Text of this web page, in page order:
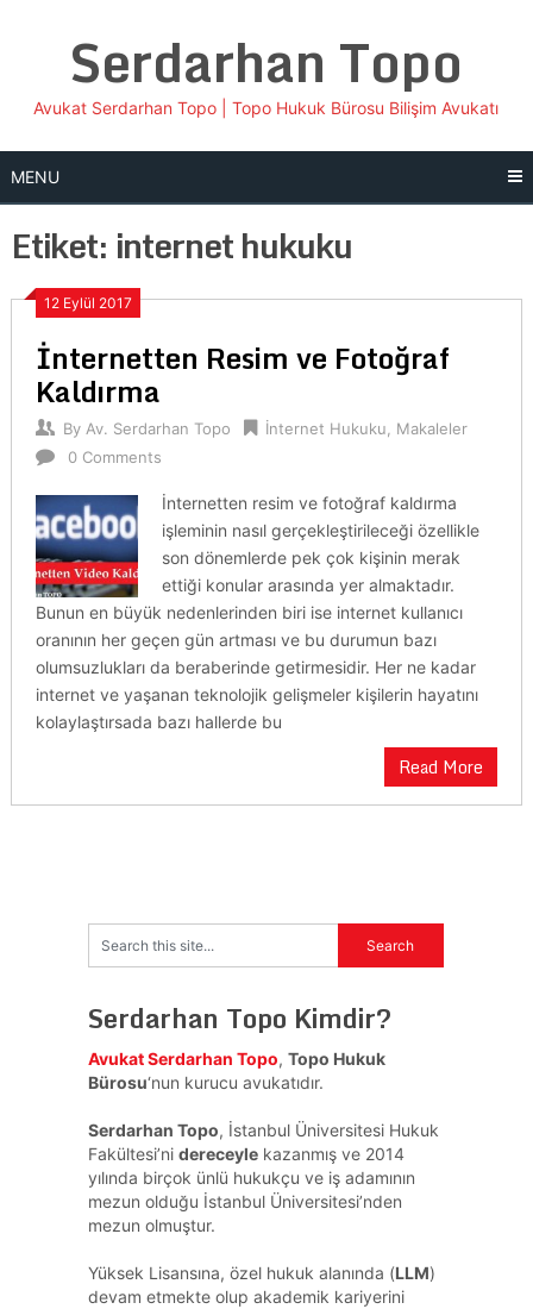
Serdarhan Topo
Avukat Serdarhan Topo | Topo Hukuk Bürosu Bilişim Avukatı
MENU
Etiket: internet hukuku
12 Eylül 2017
İnternetten Resim ve Fotoğraf
Kaldırma
By Av. Serdarhan Topo İnternet Hukuku
Makaleler
0 Comments
İnternetten resim ve fotoğraf kaldırma
işleminin nasıl gerçekleştirileceği özellikle
son dönemlerde pek çok kişinin merak
ettiği konular arasında yer almaktadır.
Bunun en büyük nedenlerinden biri ise internet kullanıcı
oranının her geçen gün artması ve bu durumun bazı
olumsuzlukları da beraberinde getirmesidir. Her ne kadar
internet ve yaşanan teknolojik gelişmeler kişilerin hayatını
kolaylaştırsada bazı hallerde bu
Read More
Serdarhan Topo Kimdir?
Avukat Serdarhan Topo, Topo Hukuk
Bürosu‘nun kurucu avukatıdır.
Serdarhan Topo, İstanbul Üniversitesi Hukuk
Fakültesi’ni dereceylekazanmış ve 2014
yılında birçok ünlü hukukçu ve iş adamının
mezun olduğu İstanbul Üniversitesi’nden
mezun olmuştur.
Yüksek Lisansına, özel hukuk alanında (LLM)
devam etmekte olup akademik kariyerini